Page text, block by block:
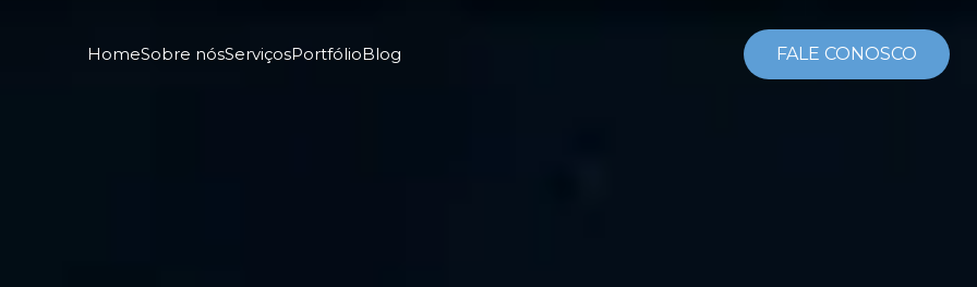
HomeSobre nósServiçosPortfólioBlog FALE CONOSCO